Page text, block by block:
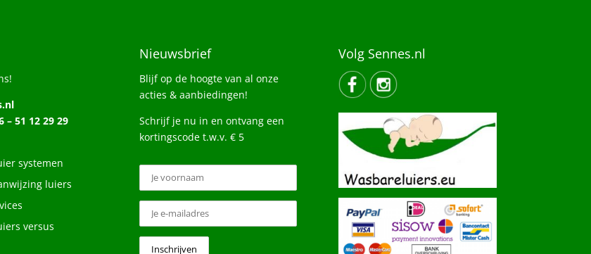
– 51 12 29 29
systemen
luiers
versus
Nieuwsbrief
Blijf op de hoogte van al onze
acties & aanbiedingen!
Schrijf je nu in en ontvang een
kortingscode t.w.v. € 5
Volg Sennes.nl